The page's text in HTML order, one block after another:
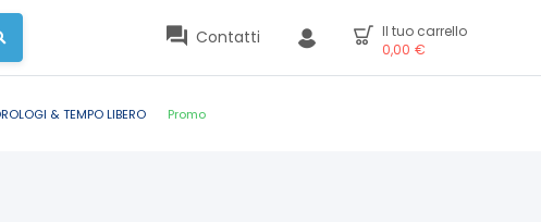
Contatti
Il tuo carrello
0,00 €
& TEMPO LIBERO Promo